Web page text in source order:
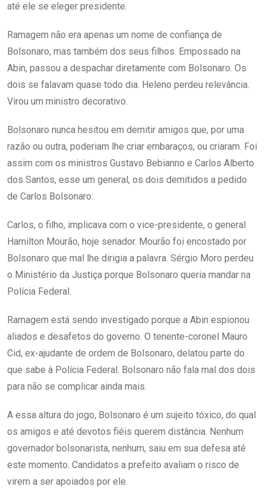
até ele se eleger presidente.
Ramagem não era apenas um nome de confiança de
Bolsonaro, mas também dos seus filhos. Empossado na
Abin, passou a despachar diretamente com Bolsonaro. Os
dois se falavam quase todo dia. Heleno perdeu relevância.
Virou um ministro decorativo.
Bolsonaro nunca hesitou em demitir amigos que, por uma
razão ou outra, poderiam lhe criar embaraços, ou criaram. Foi
assim com os ministros Gustavo Bebianno e Carlos Alberto
dos Santos, esse um general, os dois demitidos a pedido
de Carlos Bolsonaro.
Carlos, o filho, implicava com o vice-presidente, o general
Hamilton Mourão, hoje senador. Mourão foi encostado por
Bolsonaro que mal lhe dirigia a palavra. Sérgio Moro perdeu
o Ministério da Justiça porque Bolsonaro queria mandar na
Polícia Federal.
Ramagem está sendo investigado porque a Abin espionou
aliados e desafetos do governo. O tenente-coronel Mauro
Cid, ex-ajudante de ordem de Bolsonaro, delatou parte do
que sabe à Polícia Federal. Bolsonaro não fala mal dos dois
para não se complicar ainda mais.
A essa altura do jogo, Bolsonaro é um sujeito tóxico, do qual
os amigos e até devotos fiéis querem distância. Nenhum
governador bolsonarista, nenhum, saiu em sua defesa até
este momento. Candidatos a prefeito avaliam o risco de
virem a ser apoiados por ele.